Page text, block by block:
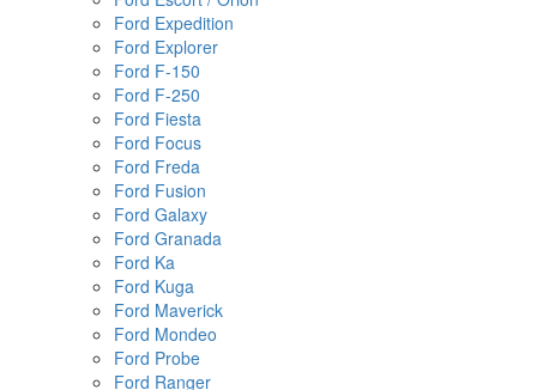
Ford Expedition
Ford Explorer
Ford F-150
Ford F-250
Ford Fiesta
Ford Focus
Ford Freda
Ford Fusion
Ford Galaxy
Ford Granada
Ford Ka
Ford Kuga
Ford Maverick
Ford Mondeo
Ford Probe
Ford Ranger